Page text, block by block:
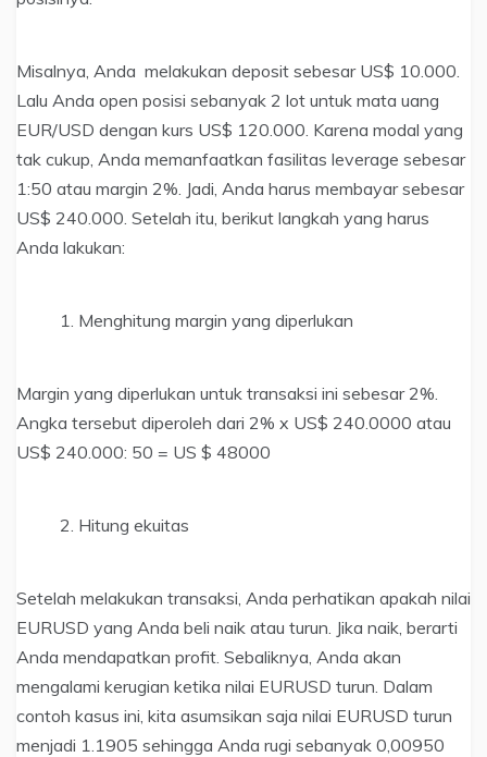
Misalnya, Anda melakukan deposit sebesar US$ 10.000.
Lalu Anda open posisi sebanyak 2 lot untuk mata uang
EUR/USD dengan kurs US$ 120.000. Karena modal yang
tak cukup, Anda memanfaatkan fasilitas leverage sebesar
1:50 atau margin 2%. Jadi, Anda harus membayar sebesar
US$ 240.000. Setelah itu, berikut langkah yang harus
Anda lakukan:
Menghitung margin yang diperlukan
Margin yang diperlukan untuk transaksi ini sebesar 2%.
Angka tersebut diperoleh dari 2% x US$ 240.0000 atau
US$ 240.000: 50 = US $ 48000
Hitung ekuitas
Setelah melakukan transaksi, Anda perhatikan apakah nilai
EURUSD yang Anda beli naik atau turun. Jika naik, berarti
Anda mendapatkan profit. Sebaliknya, Anda akan
mengalami kerugian ketika nilai EURUSD turun. Dalam
contoh kasus ini, kita asumsikan saja nilai EURUSD turun
menjadi 1.1905 sehingga Anda rugi sebanyak 0,00950